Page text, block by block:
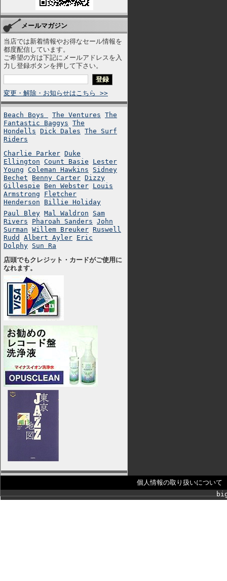
メールマガジン
当店では新着情報やお得なセール情報を
都度配信しています。
ご希望の方は下記にメールアドレスを入
力し登録ボタンを押して下さい。
変更・解除・お知らせはこちら >>
Beach Boys The Ventures The
Fantastic Baggys The
Hondells Dick Dales The Surf
Riders
Charlie Parker Duke
Ellington Count Basie
Lester
Young Coleman Hawkins
Sidney
Bechet
Benny Carter Dizzy
Gillespie
Ben Webster Louis
Armstrong
Fletcher
Henderson
Billie Holiday
Paul Bley Mal Waldron
Sam
Rivers
Pharoah Sanders John
Surman Willem Breuker Ruswell
Rudd
Albert Ayler Eric
Dolphy Sun Ra
店頭でもクレジット・カードがご使用に
なれます。
個人情報の取り扱いについて